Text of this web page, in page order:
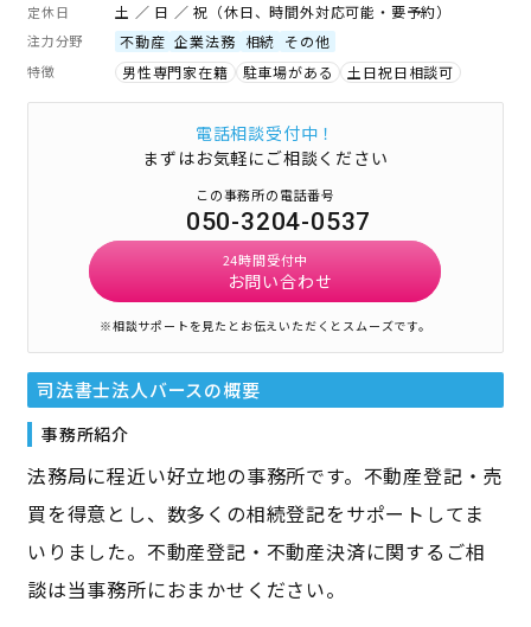
定休日 土 ／ 日 ／ 祝（休日、時間外対応可能・要予約）
注力分野 不動産 企業法務 相続 その他
特徴 男性専門家在籍 駐車場がある 土日祝日相談可
電話相談受付中！
まずはお気軽にご相談ください
この事務所の電話番号
050-3204-0537
24時間受付中
お問い合わせ
※相談サポートを見たとお伝えいただくとスムーズです。
司法書士法人バースの概要
事務所紹介
法務局に程近い好立地の事務所です。不動産登記・売
買を得意とし、数多くの相続登記をサポートしてま
いりました。不動産登記・不動産決済に関するご相
談は当事務所におまかせください。